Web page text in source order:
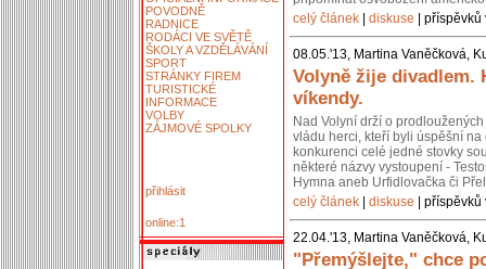
POVODNĚ
RADNICE
RODÁCI VE SVĚTĚ
ŠKOLY A VZDĚLÁVÁNÍ
SPORT
STRÁNKY FIREM
TURISTICKÉ
INFORMACE
VOLBY
ZÁJMOVÉ SPOLKY
přihlásit
online:1
celý článek
diskuse |
08.05.'13, Martina Vaněčková,
Volyně žije divadlem.
víkendy.
Nad Volyní drží o
vládu herci, kteří byli úspěšní
konkurenci celé jedné stovky
některé názvy vystoupení -
Hymna aneb Urfidlovačka či
celý článek
diskuse |
22.04.'13, Martina Vaněčková,
"Přemýšlejte," chce